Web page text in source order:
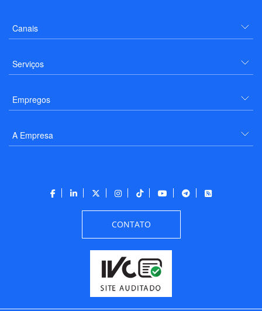
Canais
Serviços
Empregos
A Empresa
CONTATO